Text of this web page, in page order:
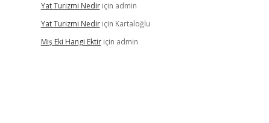
Yat Turizmi Nediriçin admin
Yat Turizmi Nediriçin Kartaloğlu
Miş Eki Hangi Ektiriçin admin